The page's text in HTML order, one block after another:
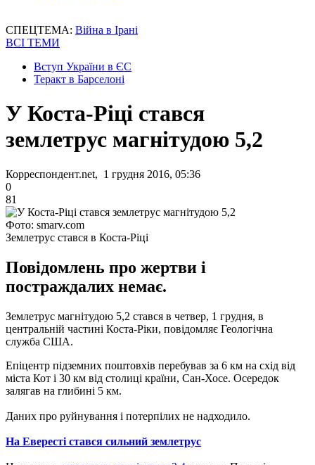
СПЕЦТЕМА: Війна в Ірані
ВСІ ТЕМИ
Вступ України в ЄС
Теракт в Барселоні
У Коста-Ріці стався
землетрус магнітудою 5,2
Корреспондент.net, 1 грудня 2016, 05:36
0
81
Фото: smarv.com
Землетрус стався в Коста-Ріці
Повідомлень про жертви і
постраждалих немає.
Землетрус магнітудою 5,2 стався в четвер, 1 грудня, в
центральній частині Коста-Ріки, повідомляє Геологічна
служба США.
Епіцентр підземних поштовхів перебував за 6 км на схід від
міста Кот і 30 км від столиці країни, Сан-Хосе. Осередок
залягав на глибині 5 км.
Даних про руйнування і потерпілих не надходило.
На Евересті стався сильний землетрус